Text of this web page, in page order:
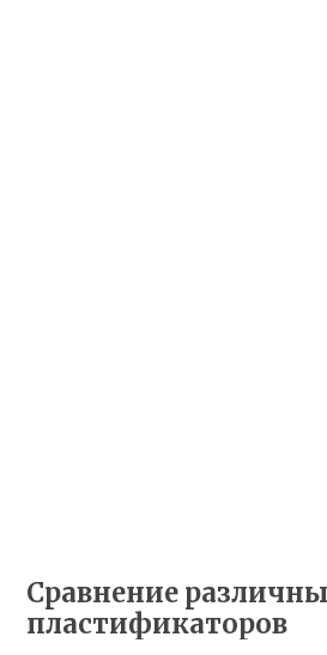
Сравнение
пластификаторов